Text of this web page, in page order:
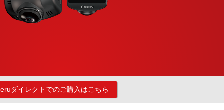
ダイレクトでのご購入はこちら